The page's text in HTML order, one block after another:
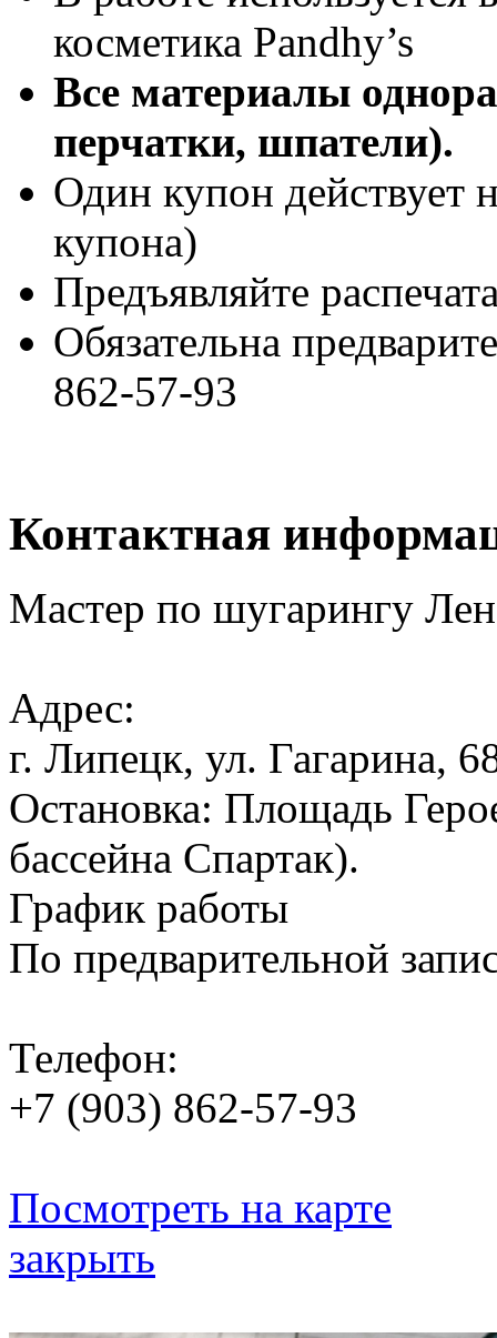
косметика Pandhy’s
Все материалы
перчатки, шпатели).
Один купон действует
купона)
Предъявляйте
Обязательна
862-57-93
Контактная
Мастер по шугарингу
Адрес:
г. Липецк, ул. Гагарина,
Остановка: Площадь
бассейна Спартак).
График работы
По предварительной
Телефон:
+7 (903) 862-57-93
Посмотреть на карте
закрыть